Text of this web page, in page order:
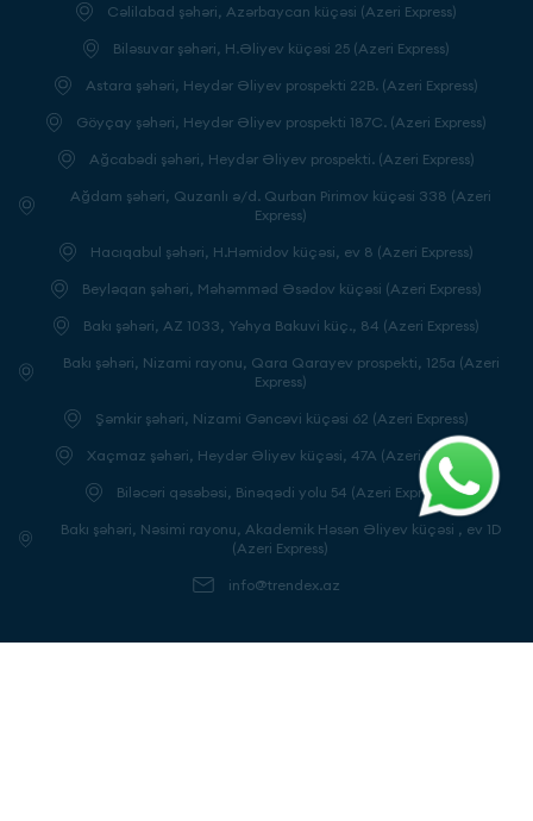
Cəlilabad şəhəri, Azərbaycan küçəsi (Azeri Express)
Biləsuvar şəhəri, H.Əliyev küçəsi 25 (Azeri Express)
Astara şəhəri, Heydər Əliyev prospekti 22B. (Azeri Express)
Göyçay şəhəri, Heydər Əliyev prospekti 187C. (Azeri Express)
Ağcabədi şəhəri, Heydər Əliyev prospekti. (Azeri Express)
Ağdam şəhəri, Quzanlı ə/d. Qurban Pirimov küçəsi 338 (Azeri
Express)
Hacıqabul şəhəri, H.Həmidov küçəsi, ev 8 (Azeri Express)
Beyləqan şəhəri, Məhəmməd Əsədov küçəsi (Azeri Express)
Bakı şəhəri, AZ 1033, Yəhya Bakuvi küç., 84 (Azeri Express)
Bakı şəhəri, Nizami rayonu, Qara Qarayev prospekti, 125a (Azeri
Express)
Şəmkir şəhəri, Nizami Gəncəvi küçəsi 62 (Azeri Express)
Xaçmaz şəhəri, Heydər Əliyev küçəsi, 47A (Azeri Express)
Biləcəri qəsəbəsi, Binəqədi yolu 54 (Azeri Express)
Bakı şəhəri, Nəsimi rayonu, Akademik Həsən Əliyev küçəsi , ev 1D
(Azeri Express)
info@trendex.az